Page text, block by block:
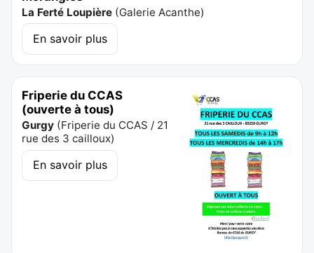
La Ferté Loupière (Galerie Acanthe)
En savoir plus
Friperie du CCAS
(ouverte à tous)
Gurgy (Friperie du CCAS / 21
rue des 3 cailloux)
En savoir plus